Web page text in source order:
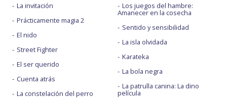
La invitación
Prácticamente magia 2
El nido
Street Fighter
El ser querido
Cuenta atrás
La constelación del perro
Los juegos del hambre:
Amanecer en la cosecha
Sentido y sensibilidad
La isla olvidada
Karateka
La bola negra
La patrulla canina: La dino
película